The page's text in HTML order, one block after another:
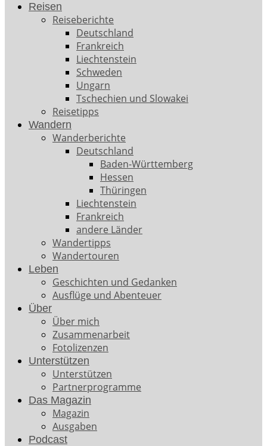
Reisen
Reiseberichte
Deutschland
Frankreich
Liechtenstein
Schweden
Ungarn
Tschechien und Slowakei
Reisetipps
Wandern
Wanderberichte
Deutschland
Baden-Württemberg
Hessen
Thüringen
Liechtenstein
Frankreich
andere Länder
Wandertipps
Wandertouren
Leben
Geschichten und Gedanken
Ausflüge und Abenteuer
Über
Über mich
Zusammenarbeit
Fotolizenzen
Unterstützen
Unterstützen
Partnerprogramme
Das Magazin
Magazin
Ausgaben
Podcast